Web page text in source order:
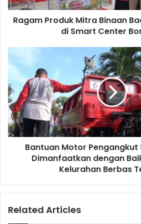
Kategori Satu tahun 2018.
langsung oleh President Director &
Sasongko Widi pada malam apresiasi
Smart
Center
Ragam Produk Mitra Binaan
di Smart Center
Pengangkut
Sampah
Telah
Dimanfaatkan
dengan
Baik
oleh
Warga
Kelurahan
Bantuan Motor Pengangkut
Dimanfaatkan dengan
Kelurahan Berbas
Related Articles